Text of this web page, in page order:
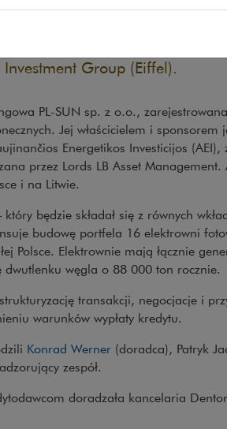
Management w zamknięciu
kredytu w wysokości
i Rozwoju (EBOR)
Group (Eiffel).
PL-SUN sp. z o.o.,
Jej właścicielem i sponsorem
Energetikos Investicijos
przez Lords LB Asset Management.
i na Litwie.
będzie składał się z równych
budowę portfela 16 elektrowni
Polsce. Elektrownie mają łącznie
dwutlenku węgla o 88 000 ton rocznie.
transakcji, negocjacje i
warunków wypłaty kredytu.
Konrad Werner(doradca), Patryk
zespół.
doradzała kancelaria